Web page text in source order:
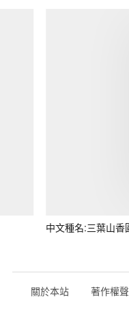
中文種名:三葉山香
關於本站 著作權